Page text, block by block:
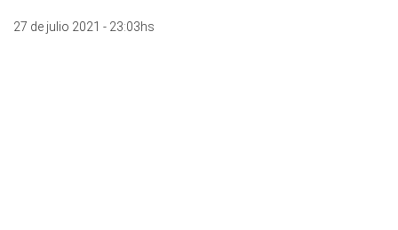
27 de julio 2021 - 23:03hs